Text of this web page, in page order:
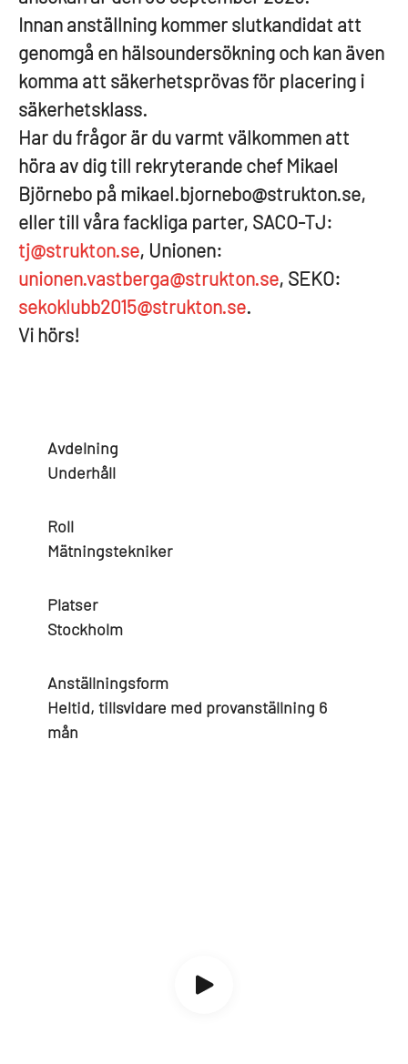
Innan anställning kommer slutkandidat att
genomgå en hälsoundersökning och kan även
komma att säkerhetsprövas för placering i
säkerhetsklass.
Har du frågor är du varmt välkommen att
höra av dig till rekryterande chef Mikael
Björnebo på mikael.bjornebo@strukton.se,
eller till våra fackliga parter, SACO-TJ:
tj@strukton.se, Unionen:
unionen.vastberga@strukton.se, SEKO:
sekoklubb2015@strukton.se.
Vi hörs!
Avdelning
Underhåll
Roll
Mätningstekniker
Platser
Stockholm
Anställningsform
Heltid, tillsvidare med provanställning 6
mån